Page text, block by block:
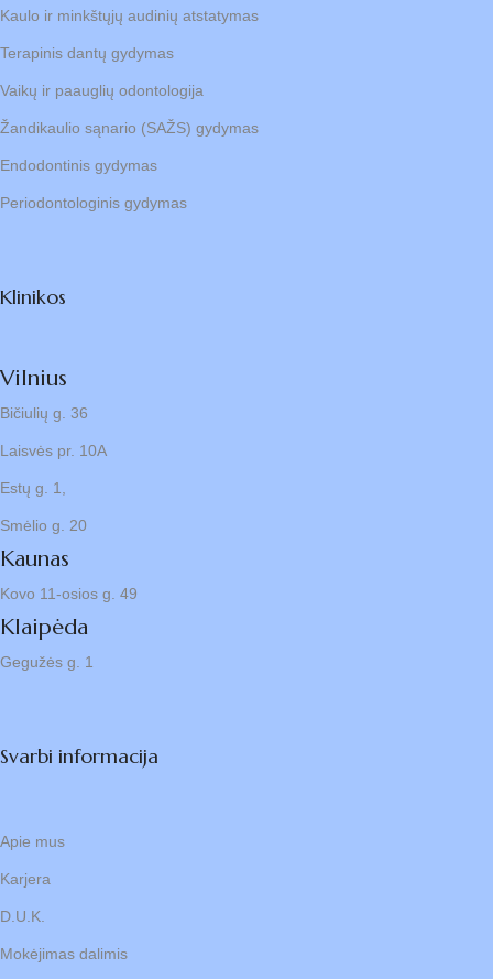
Kaulo ir minkštųjų audinių atstatymas
Terapinis dantų gydymas
Vaikų ir paauglių odontologija
Žandikaulio sąnario (SAŽS) gydymas
Endodontinis gydymas
Periodontologinis gydymas
Klinikos
Vilnius
Bičiulių g. 36
Laisvės pr. 10A
Estų g. 1,
Smėlio g. 20
Kaunas
Kovo 11-osios g. 49
Klaipėda
Gegužės g. 1
Svarbi informacija
Apie mus
Karjera
D.U.K.
Mokėjimas dalimis